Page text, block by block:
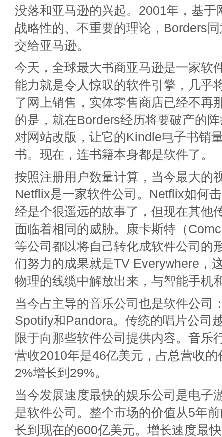
没落和亚马逊的兴起。2001年，基于
战略性的、不重要的理论，Borders
交给亚马逊。
今天，全球最大书商亚马逊是一家软
能力就是令人惊叹的软件引擎，几乎
了网上销售，实体零售商店已经不再
的是，就在Borders经历将要破产的
对网站改版，让它的Kindle电子书销
书。现在，连书籍本身都是软件了。
按照注册用户数量计算，当今最大的
Netflix是一家软件公司。Netflix如何
经是个很遥远的故事了，但现在其他
面临着相同的威胁。康卡斯特（
等公司都以将自己转化成软件公司的
们努力的成果就是TV Everywhere，
物理的线缆中解放出来，与智能手机
当今占主导的音乐公司也是软件公司
Spotify和Pandora。传统的唱片公司
限于向那些软件公司提供内容。音乐
营收2010年是46亿美元，占总营收
2%增长到29%。
当今发展速度最快的娱乐公司是电子
是软件公司。整个市场的价值从5年
长到现在的600亿美元。增长速度最